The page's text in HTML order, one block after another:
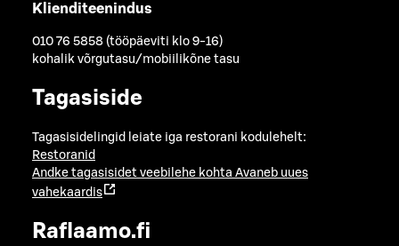
Klienditeenindus
010 76 5858 (tööpäeviti klo 9-16)
kohalik võrgutasu/mobiilikõne tasu
Tagasiside
Tagasisidelingid leiate iga restorani kodulehelt:
Restoranid
Andke tagasisidet veebilehe kohta Avaneb uues
vahekaardis
Raflaamo.fi